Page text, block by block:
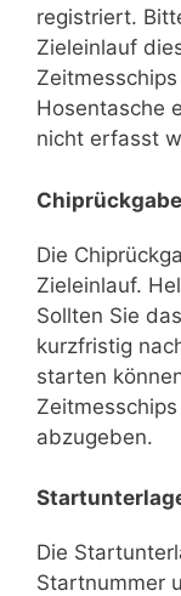
registriert.
Zieleinlauf
Hosentasche
nicht erfasst
Chiprückgabe
Die
Zieleinlauf.
Sollten Sie
kurzfristig
starten
abzugeben.
Die
Startnummer